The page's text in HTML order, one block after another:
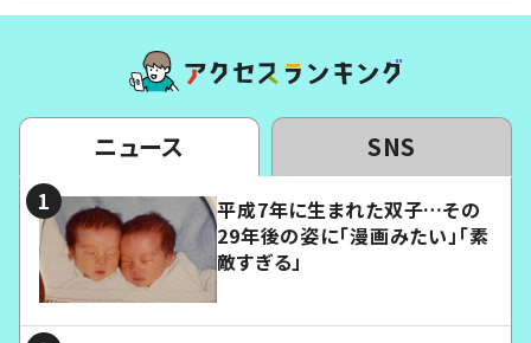
ニュース SNS
平成7年に生まれた双子…その
29年後の姿に「漫画みたい」「素
敵すぎる」